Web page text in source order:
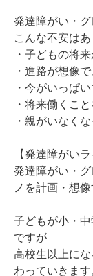
発達障がい・
こんな不安は
・子どもの将
・進路が想像
・今がいっぱ
・将来働くこ
・親がいなく
【発達障がい
発達障がい・
ノを計画・想像
子どもが小・中
ですが
高校生以上に
わっていきます